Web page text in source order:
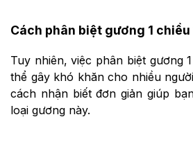
Cách phân biệt gương 1
Tuy nhiên, việc phân biệt gương
thể gây khó khăn cho nhiều
cách nhận biết đơn giản giúp
loại gương này.